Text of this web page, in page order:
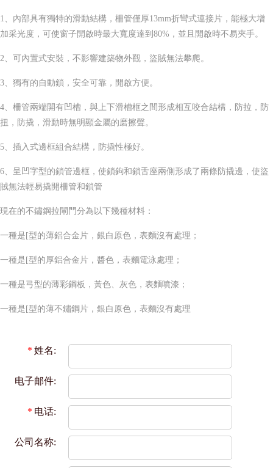
1、內部具有獨特的滑動結構，柵管僅厚13mm折彎式連接片，能極大增
加采光度，可使窗子開啟時最大寬度達到80%，並且開啟時不易夾手。
2、可內置式安裝，不影響建築物外觀，盜賊無法攀爬。
3、獨有的自動鎖，安全可靠，開啟方便。
4、柵管兩端開有凹槽，與上下滑槽框之間形成相互咬合結構，防拉，防
扭，防撬，滑動時無明顯金屬的磨擦聲。
5、插入式邊框組合結構，防撬性極好。
6、呈凹字型的鎖管邊框，使鎖鉤和鎖舌座兩側形成了兩條防撬邊，使盜
賊無法輕易撬開柵管和鎖管
現在的不鏽鋼拉閘門分為以下幾種材料：
一種是[型的薄鋁合金片，銀白原色，表麵沒有處理；
一種是[型的厚鋁合金片，醬色，表麵電泳處理；
一種是弓型的薄彩鋼板，黃色、灰色，表麵噴漆；
一種是[型的薄不鏽鋼片，銀白原色，表麵沒有處理
* 姓名:
电子邮件:
* 电话:
公司名称: